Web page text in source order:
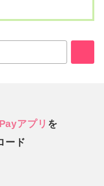
アプリ を
ード